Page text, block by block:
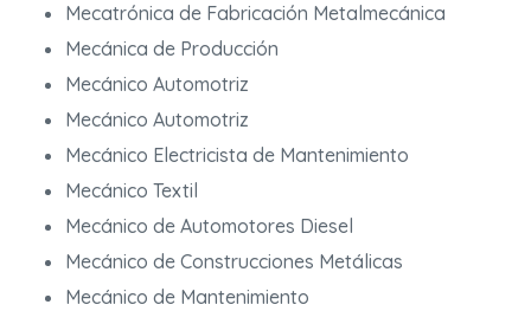
Mecatrónica de Fabricación Metalmecánica
Mecánica de Producción
Mecánico Automotriz
Mecánico Automotriz
Mecánico Electricista de Mantenimiento
Mecánico Textil
Mecánico de Automotores Diesel
Mecánico de Construcciones Metálicas
Mecánico de Mantenimiento